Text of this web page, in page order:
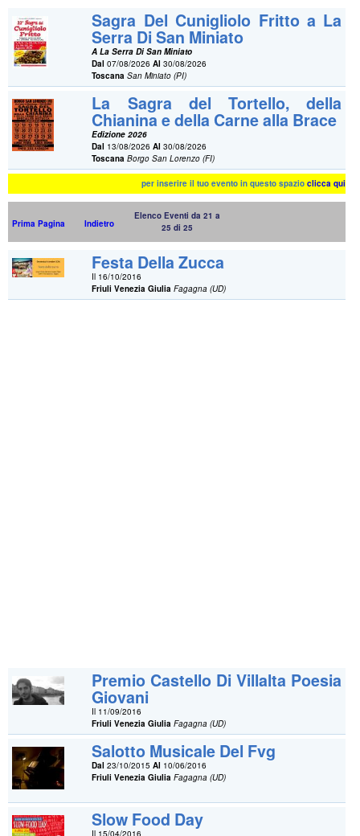
Sagra Del Cunigliolo Fritto a La
Serra Di San Miniato
A La Serra Di San Miniato
Dal 07/08/2026Al 30/08/2026
Toscana San Miniato (PI)
La Sagra del Tortello, della
Chianina e della Carne alla Brace
Edizione 2026
Dal 13/08/2026Al 30/08/2026
Toscana Borgo San Lorenzo (FI)
per inserire il tuo evento in questo spazioclicca qui
Prima Pagina Indietro
Elenco Eventi da 21 a
25 di 25
Festa Della Zucca
Il 16/10/2016
Friuli Venezia Giulia Fagagna (UD)
Premio Castello Di Villalta Poesia
Giovani
Il 11/09/2016
Friuli Venezia Giulia Fagagna (UD)
Salotto Musicale Del Fvg
Dal 23/10/2015Al 10/06/2016
Friuli Venezia Giulia Fagagna (UD)
Slow Food Day